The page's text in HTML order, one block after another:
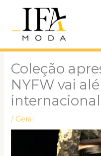
conteúdo
Coleção
NYFW vai
internacional
/ Geral